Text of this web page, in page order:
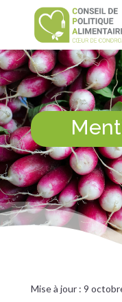
Mise à jour : 9